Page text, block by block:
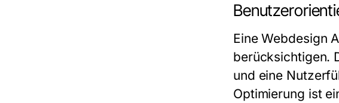
Eine Webdesign
berücksichtigen.
und eine
Optimierung ist